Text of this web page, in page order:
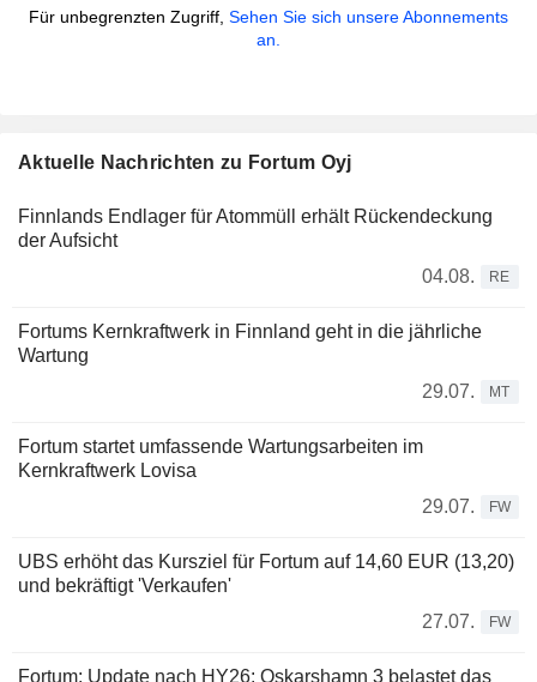
Für unbegrenzten Zugriff, Sehen Sie sich unsere Abonnements
an.
Aktuelle Nachrichten zu Fortum Oyj
Finnlands Endlager für Atommüll erhält Rückendeckung
der Aufsicht
04.08.
RE
Fortums Kernkraftwerk in Finnland geht in die jährliche
Wartung
29.07.
MT
Fortum startet umfassende Wartungsarbeiten im
Kernkraftwerk Lovisa
29.07.
FW
UBS erhöht das Kursziel für Fortum auf 14,60 EUR (13,20)
und bekräftigt 'Verkaufen'
27.07.
FW
Fortum: Update nach HY26: Oskarshamn 3 belastet das